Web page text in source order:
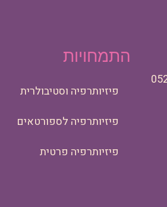
התמחויות
פיזיותרפיה וסטיבולרית
פיזיותרפיה לספורטאים
פיזיותרפיה פרטית